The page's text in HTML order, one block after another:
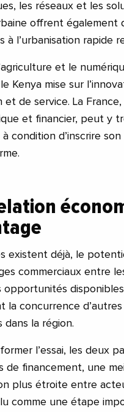
les réseaux et les
offrent également
à l’urbanisation rapide
et le
Kenya mise sur
et de service. La
et financier, peut y
condition d’inscrire
existent déjà, le
commerciaux entre
opportunités
la concurrence
dans la région.
l’essai, les deux
de financement, une
plus étroite entre
comme une étape